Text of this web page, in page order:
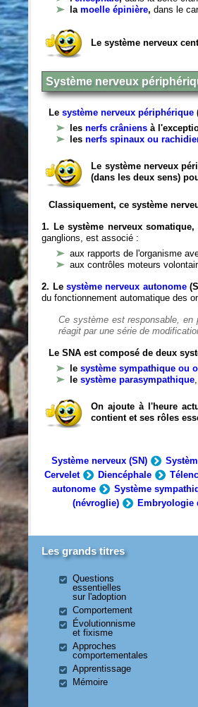
lamoelle épinière,dans le
Le système nerveux
Système nerveux
Lesystème nerveux périphérique
lesnerfs crâniens à
lesnerfs spinaux ou
Le système nerveux
(dans les deux sens)
Classiquement, ce système
1. Le système nerveux
ganglions, est associé :
aux rapports de l'organisme
aux contrôles moteurs
2. Le système nerveux autonome
du fonctionnement automatique des
Ce système est responsable,
réagit par une série de
Le SNA est composé de deux
lesystème sympathique ou
lesystème parasympathique
On ajoute à l'heure
contient et ses rôles
Système nerveux (SN)
Cervelet
Diencéphale
autonome
Système
(névroglie)
Embryologie
Les grands titres
Questions
essentielles
sur l'adoption
Comportement
Évolutionnisme
et fixisme
Approches
comportementales
Apprentissage
Mémoire